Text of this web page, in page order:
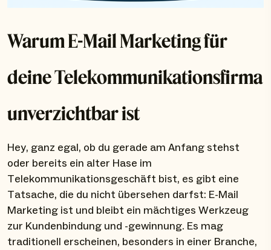
Warum E-Mail Marketing für
deine Telekommunikationsfirma
unverzichtbar ist
Hey, ganz egal, ob du gerade am Anfang stehst
oder bereits ein alter Hase im
Telekommunikationsgeschäft bist, es gibt eine
Tatsache, die du nicht übersehen darfst: E-Mail
Marketing ist und bleibt ein mächtiges Werkzeug
zur Kundenbindung und -gewinnung. Es mag
traditionell erscheinen, besonders in einer Branche,